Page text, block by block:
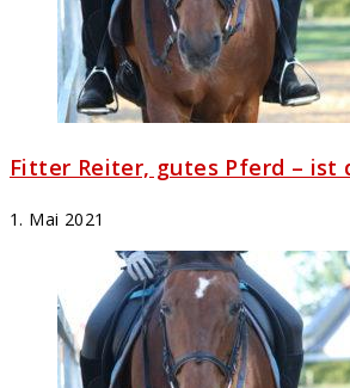
Fitter Reiter, gutes Pferd – ist
1. Mai 2021